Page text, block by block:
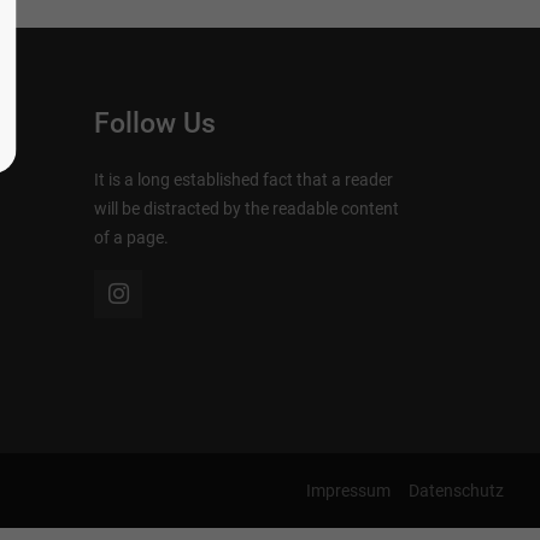
Follow Us
It is a long established fact that a reader
will be distracted by the readable content
of a page.
Impressum Datenschutz